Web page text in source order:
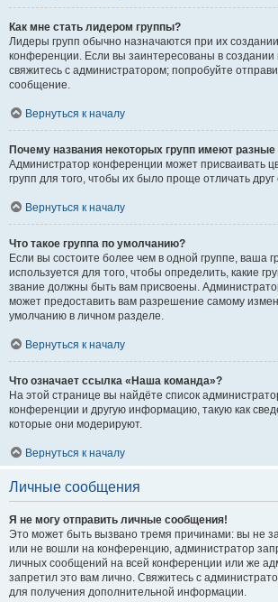
Как мне стать лидером группы?
Лидеры групп обычно назначаются при их
конференции. Если вы заинтересованы в создании
свяжитесь с администратором; попробуйте
сообщение.
Вернуться к началу
Почему названия некоторых групп имеют разные
Администратор конференции может присваивать
групп для того, чтобы их было проще отличать друг
Вернуться к началу
Что такое группа по умолчанию?
Если вы состоите более чем в одной группе, ваша
используется для того, чтобы определить, какие
звание должны быть вам присвоены.
может предоставить вам разрешение самому
умолчанию в личном разделе.
Вернуться к началу
Что означает ссылка «Наша команда»?
На этой странице вы найдёте список
конференции и другую информацию, такую как
которые они модерируют.
Вернуться к началу
Личные сообщения
Я не могу отправить личные сообщения!
Это может быть вызвано тремя причинами: вы не
или не вошли на конференцию, администратор
личных сообщений на всей конференции или же
запретил это вам лично. Свяжитесь с
для получения дополнительной информации.